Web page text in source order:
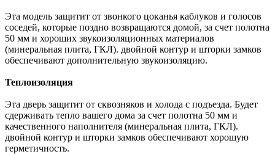
Эта модель защитит от звонкого цоканья каблуков и голосов
соседей, которые поздно возвращаются домой, за счет полотна
50 мм и хороших звукоизоляционных материалов
(минеральная плита, ГКЛ). двойной контур и шторки замков
обеспечивают дополнительную звукоизоляцию.
Теплоизоляция
Эта дверь защитит от сквозняков и холода с подъезда. Будет
сдерживать тепло вашего дома за счет полотна 50 мм и
качественного наполнителя (минеральная плита, ГКЛ).
двойной контур и шторки замков обеспечивают хорошую
герметичность.